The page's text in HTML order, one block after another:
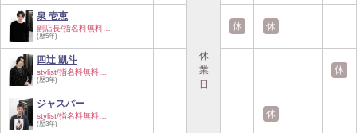
泉 壱恵
(歴5年)
四辻 凱斗
stylist/指名料無料…
(歴3年)
ジャスパー
stylist/指名料無料…
(歴3年)
休
業
日
休 休
休
休